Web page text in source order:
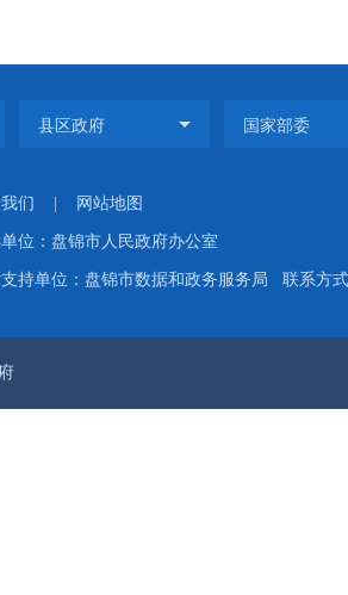
们 网站地图
单位：盘锦市人民政府办公室
持单位：盘锦市数据和政务服务局 联系方